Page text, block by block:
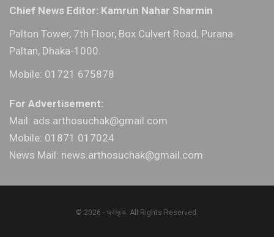
Chief News Editor: Kamrun Nahar Sharmin
Palton Tower, 7th Floor, Box Culvert Road, Purana
Paltan, Dhaka-1000.
Mobile: 01721 675878
For Advertisement:
Mail: ads.arthosuchak@gmail.com
Mobile: 01871 017024
News Mail: news.arthosuchak@gmail.com
© 2026 - অর্থসূচক. All Rights Reserved.